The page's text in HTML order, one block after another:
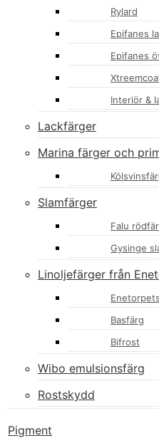
Rylard
Epifanes
Epifanes
Interiör &
Lackfärger
Marina färger och
Slamfärger
Falu
Gysinge
Linoljefärger från
Basfärg
Bifrost
Wibo emulsionsfärg
Rostskydd
Pigment